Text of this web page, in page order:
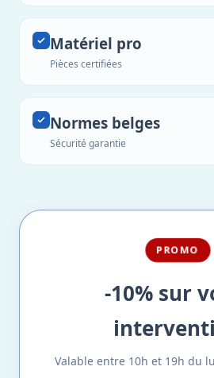
Matériel pro
Pièces certifiées
Normes belges
Sécurité garantie
PROMO
-10% sur
Valable entre 10h et 19h du